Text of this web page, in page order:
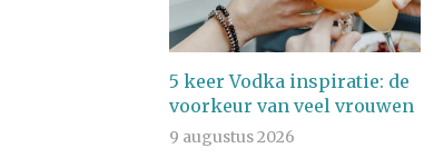
5 keer Vodka inspiratie: de
voorkeur van veel vrouwen
9 augustus 2026